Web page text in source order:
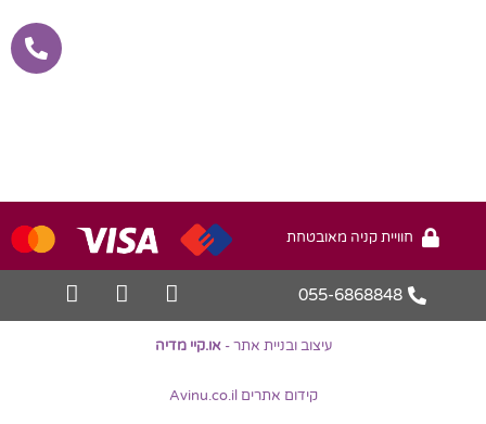
חוויית קניה מאובטחת
055-6868848
עיצוב ובניית אתר - או.קיי מדיה
קידום אתרים Avinu.co.il